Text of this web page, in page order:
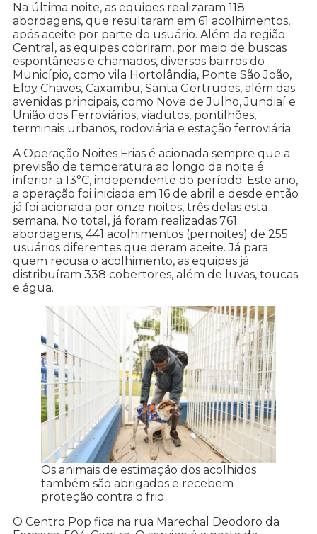
Na última noite, as equipes realizaram 118
abordagens, que resultaram em 61 acolhimentos,
após aceite por parte do usuário. Além da região
Central, as equipes cobriram, por meio de buscas
espontâneas e chamados, diversos bairros do
Município, como vila Hortolândia, Ponte São João,
Eloy Chaves, Caxambu, Santa Gertrudes, além das
avenidas principais, como Nove de Julho, Jundiaí e
União dos Ferroviários, viadutos, pontilhões,
terminais urbanos, rodoviária e estação ferroviária.
A Operação Noites Frias é acionada sempre que a
previsão de temperatura ao longo da noite é
inferior a 13°C, independente do período. Este ano,
a operação foi iniciada em 16 de abril e desde então
já foi acionada por onze noites, três delas esta
semana. No total, já foram realizadas 761
abordagens, 441 acolhimentos (pernoites) de 255
usuários diferentes que deram aceite. Já para
quem recusa o acolhimento, as equipes já
distribuíram 338 cobertores, além de luvas, toucas
e água.
Os animais de estimação dos acolhidos
também são abrigados e recebem
proteção contra o frio
O Centro Pop fica na rua Marechal Deodoro da